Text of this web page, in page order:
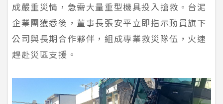
成嚴重災情，急需大量重型機具投入搶救。台泥
企業團獲悉後，董事長張安平立即指示動員旗下
公司與長期合作夥伴，組成專業救災隊伍，火速
趕赴災區支援。